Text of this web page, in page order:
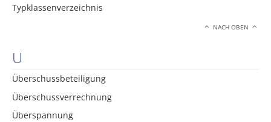
Typklassenverzeichnis
NACH OBEN
U
Überschussbeteiligung
Überschussverrechnung
Überspannung